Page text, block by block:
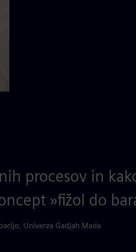
procesov in
»fižol do
Univerza Gadjah Mada